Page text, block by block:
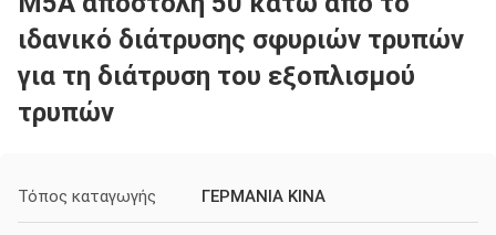
ιδανικό διάτρυσης σφυριών τρυπών
για τη διάτρυση του εξοπλισμού
τρυπών
Τόπος καταγωγής ΓΕΡΜΑΝΙΑ ΚΙΝΑ